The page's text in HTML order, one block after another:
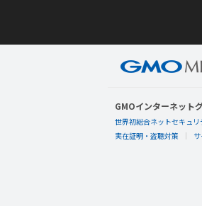
GMOインターネット
世界初総合ネットセキュリ
実在証明・盗聴対策